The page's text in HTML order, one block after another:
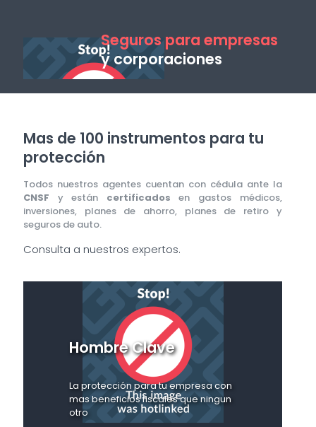
Seguros para empresas
y corporaciones
Mas de 100 instrumentos para tu
protección
Todos nuestros agentes cuentan con cédula ante la
CNSF y están certificados en gastos médicos,
inversiones, planes de ahorro, planes de retiro y
seguros de auto.
Consulta a nuestros expertos.
Hombre Clave
La protección para tu empresa con
mas beneficios fiscales que ningun
otro